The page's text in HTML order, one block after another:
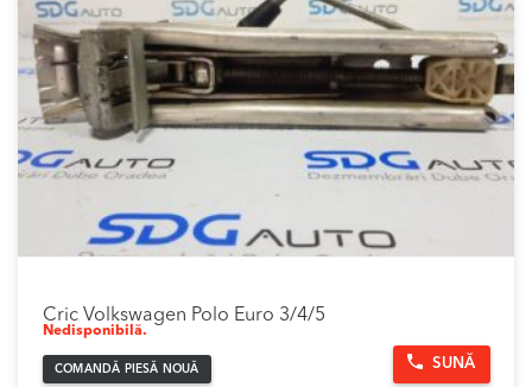
Cric Volkswagen Polo Euro 3/4/5
Nedisponibilă.
COMANDĂ PIESĂ NOUĂ SUNĂ